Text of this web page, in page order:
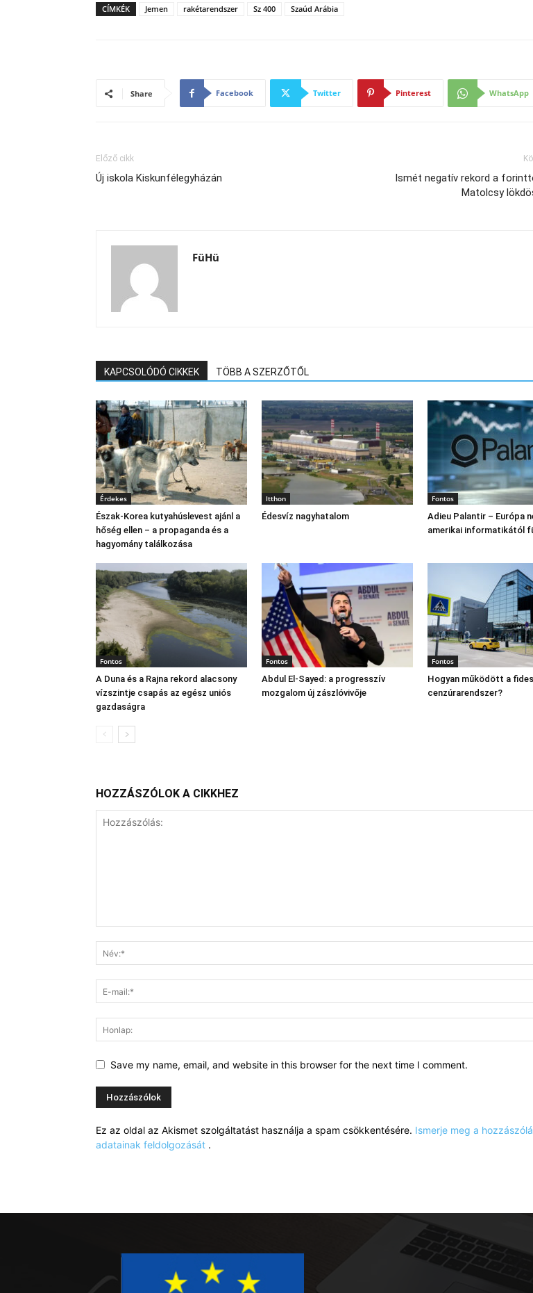
CÍMKÉK Jemen rakétarendszer Sz 400 Szaúd Arábia
Share Facebook Twitter Pinterest WhatsApp
Előző cikk
Új iskola Kiskunfélegyházán
Ismét negatív rekord a
Matolcsy
FüHü
KAPCSOLÓDÓ CIKKEK TÖBB A SZERZŐTŐL
Érdekes
Észak‑Korea kutyahúslevest ajánl a
hőség ellen – a propaganda és a
hagyomány találkozása
Itthon
Édesvíz nagyhatalom
Fontos
Adieu Palantir – Európa
amerikai informatikától
Fontos
A Duna és a Rajna rekord alacsony
vízszintje csapás az egész uniós
gazdaságra
Fontos
Abdul El‑Sayed: a progresszív
mozgalom új zászlóvivője
Fontos
Hogyan működött a
cenzúrarendszer?
HOZZÁSZÓLOK A CIKKHEZ
Save my name, email, and website in this browser for the next time I comment.
Ez az oldal az Akismet szolgáltatást használja a spam csökkentésére. Ismerje meg a
adatainak feldolgozását .